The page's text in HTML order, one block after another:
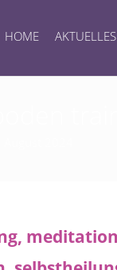
HOME AKTUELLES